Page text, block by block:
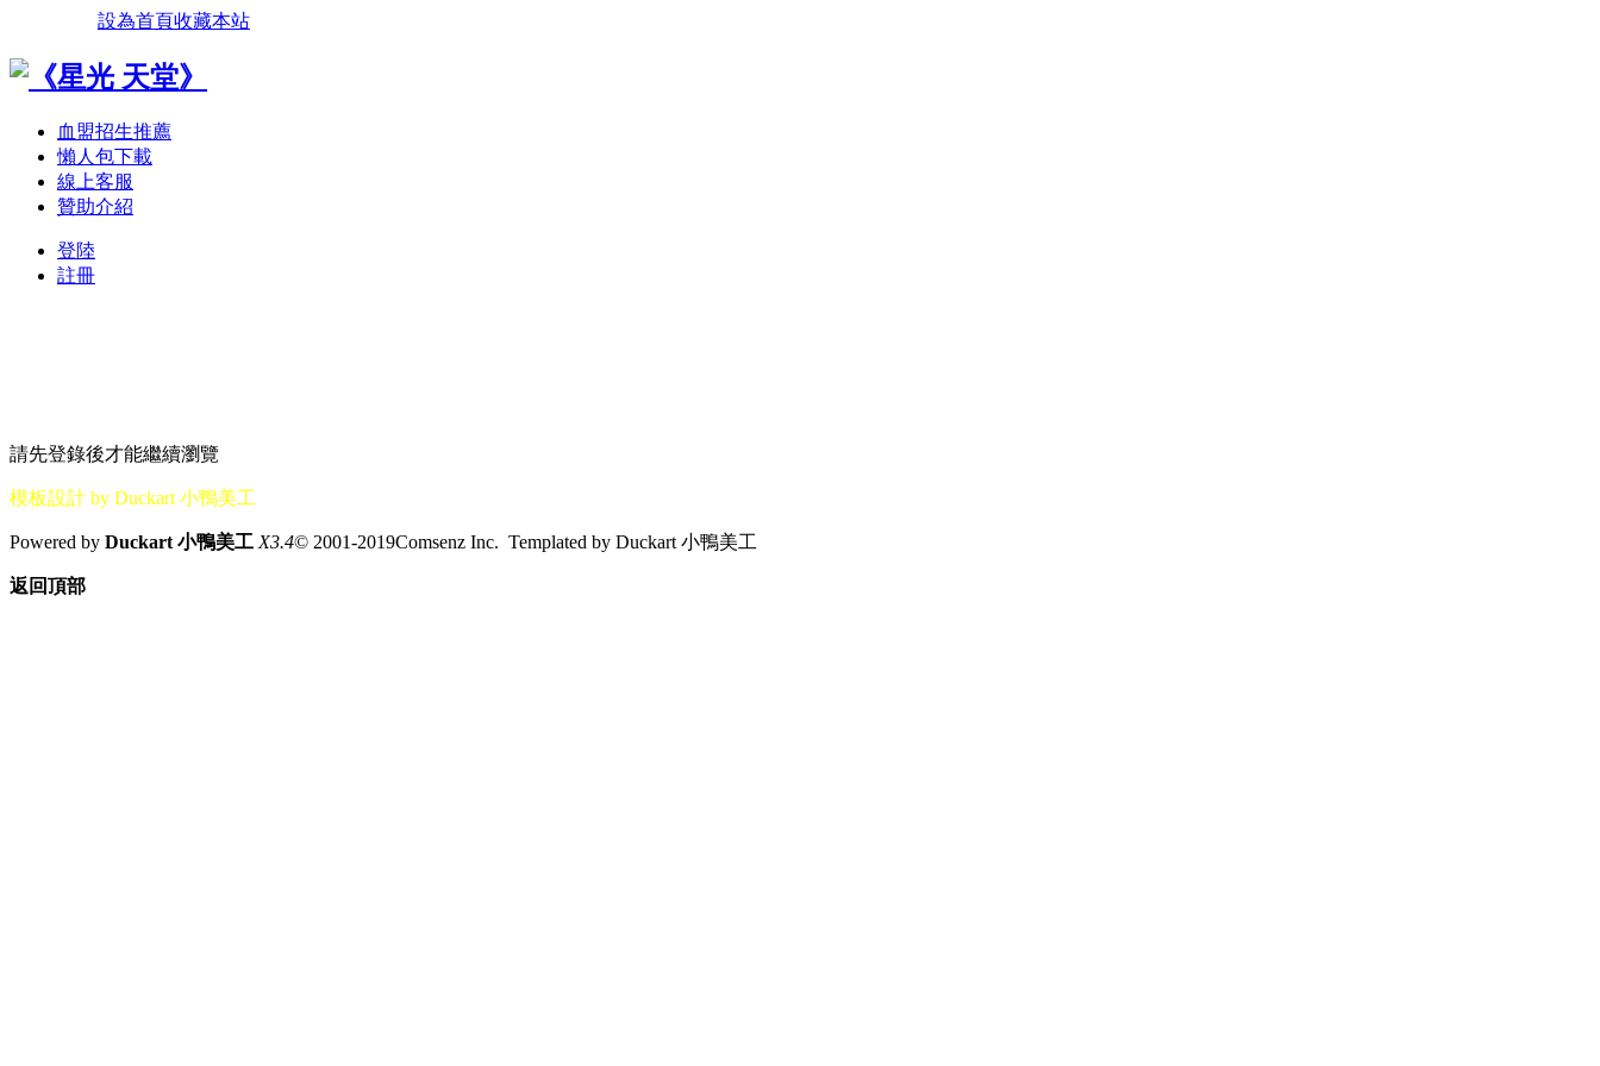
設為首頁收藏本站
血盟招生推薦
懶人包下載
線上客服
贊助介紹
登陸
註冊
請先登錄後才能繼續瀏覽
模板設計 by Duckart 小鴨美工
Powered by Duckart 小鴨美工 X3.4© 2001-2019Comsenz Inc. Templated by Duckart 小鴨美工
返回頂部